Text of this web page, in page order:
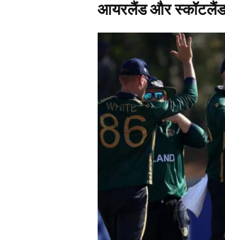
आयरलैंड और स्कॉटलैंड